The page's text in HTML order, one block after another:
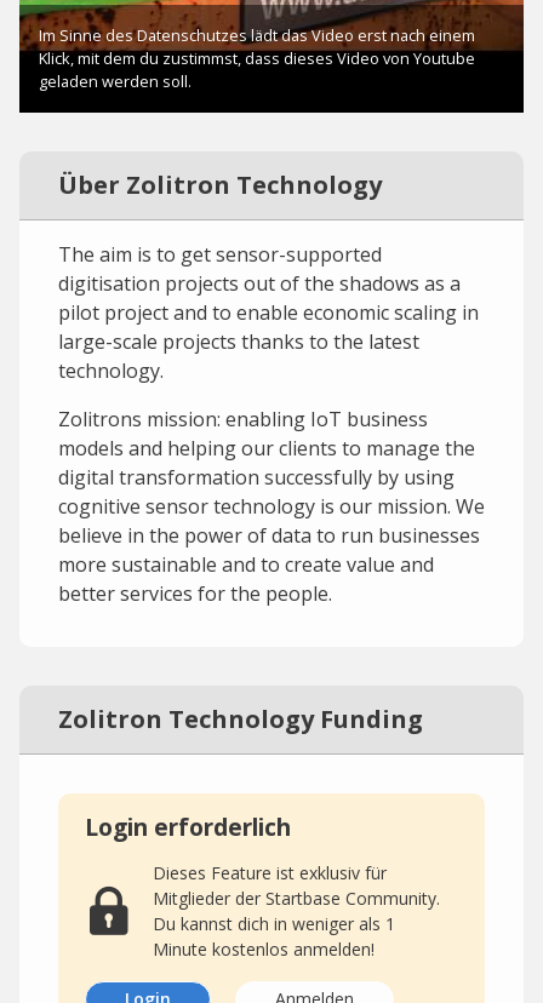
Über Zolitron Technology
The aim is to get sensor-supported
digitisation projects out of the shadows as a
pilot project and to enable economic scaling in
large-scale projects thanks to the latest
technology.
Zolitrons mission: enabling IoT business
models and helping our clients to manage the
digital transformation successfully by using
cognitive sensor technology is our mission. We
believe in the power of data to run businesses
more sustainable and to create value and
better services for the people.
Zolitron Technology Funding
Login erforderlich
Dieses Feature ist exklusiv für
Mitglieder der Startbase Community.
Du kannst dich in weniger als 1
Minute kostenlos anmelden!